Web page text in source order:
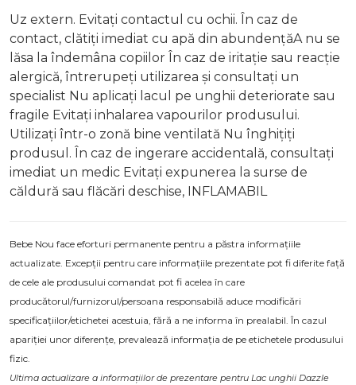
Uz extern. Evitați contactul cu ochii. În caz de
contact, clătiți imediat cu apă din abundențăA nu se
lăsa la îndemâna copiilor În caz de iritație sau reacție
alergică, întrerupeți utilizarea și consultați un
specialist Nu aplicați lacul pe unghii deteriorate sau
fragile Evitați inhalarea vapourilor produsului.
Utilizați într-o zonă bine ventilată Nu înghițiți
produsul. În caz de ingerare accidentală, consultați
imediat un medic Evitați expunerea la surse de
căldură sau flăcări deschise, INFLAMABIL
Bebe Nou face eforturi permanente pentru a păstra informațiile
actualizate. Excepții pentru care informațiile prezentate pot fi diferite față
de cele ale produsului comandat pot fi acelea în care
producătorul/furnizorul/persoana responsabilă aduce modificări
specificațiilor/etichetei acestuia, fără a ne informa în prealabil. În cazul
apariției unor diferențe, prevalează informația de pe etichetele produsului
fizic.
Ultima actualizare a informațiilor de prezentare pentru Lac unghii Dazzle